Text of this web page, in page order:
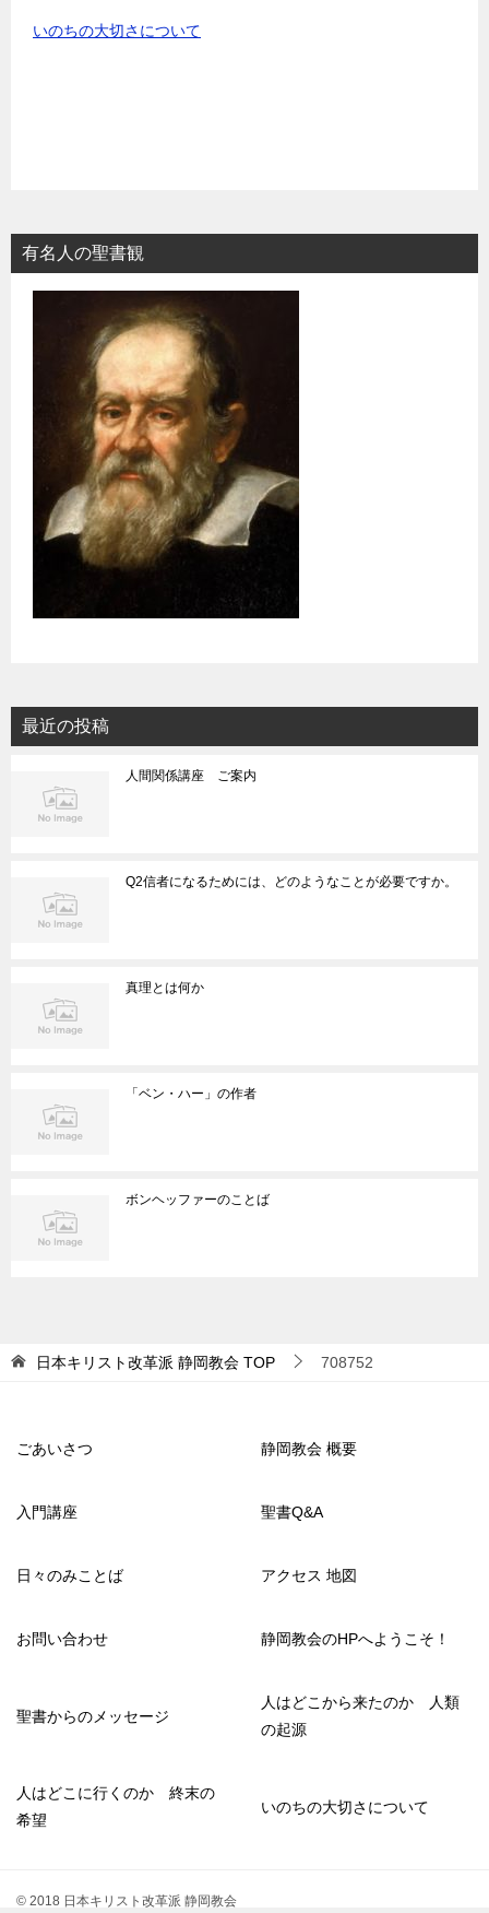
いのちの大切さについて
有名人の聖書観
最近の投稿
人間関係講座 ご案内
Q2信者になるためには、どのようなことが必要ですか。
真理とは何か
「ベン・ハー」の作者
ボンヘッファーのことば
日本キリスト改革派 静岡教会 TOP 708752
ごあいさつ 静岡教会 概要
入門講座 聖書Q&A
日々のみことば アクセス 地図
お問い合わせ 静岡教会のHPへようこそ！
聖書からのメッセージ
人はどこから来たのか 人類
の起源
人はどこに行くのか 終末の
希望
いのちの大切さについて
© 2018 日本キリスト改革派 静岡教会